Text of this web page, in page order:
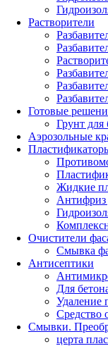
Растворители
Готовые
Грунт для
Аэрозольные
Жидкие
Антифриз
Очистители
Смывка
Антисептики
Для
Удаление
Средство
Смывки.
церта